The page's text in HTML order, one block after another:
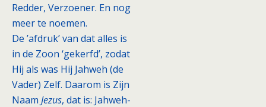
Redder, Verzoener. En nog
meer te noemen.
De ’afdruk’ van dat alles is
in de Zoon ‘gekerfd’, zodat
Hij als was Hij Jahweh (de
Vader) Zelf. Daarom is Zijn
Naam Jezus, dat is: Jahweh-